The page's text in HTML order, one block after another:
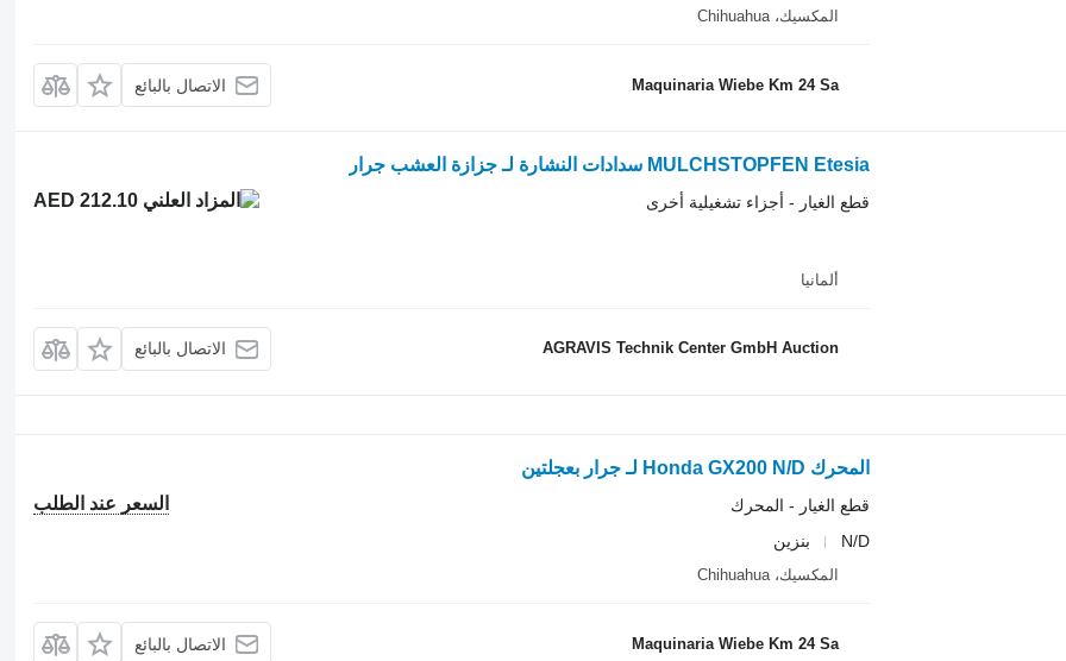
المكسيك، Chihuahua
Maquinaria Wiebe Km 24 Sa الاتصال بالبائع
MULCHSTOPFEN Etesia سدادات النشارة لـ جزازة العشب جرار
AED 212.10
قطع الغيار - أجزاء تشغيلية أخرى
ألمانيا
AGRAVIS Technik Center GmbH Auction الاتصال بالبائع
المحرك Honda GX200 N/D لـ جرار بعجلتين
السعر عند الطلب
قطع الغيار - المحرك
N/D
بنزين
المكسيك، Chihuahua
Maquinaria Wiebe Km 24 Sa الاتصال بالبائع